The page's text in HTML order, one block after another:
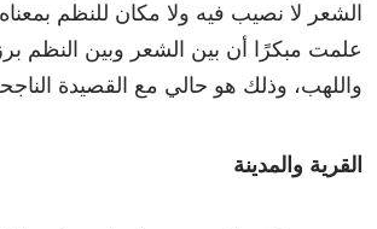
الشعر لا نصيب فيه ولا مكان للنظم
علمت مبكرًا أن بين الشعر وبين النظم
واللهب، وذلك هو حالي مع القصيدة
القرية والمدينة